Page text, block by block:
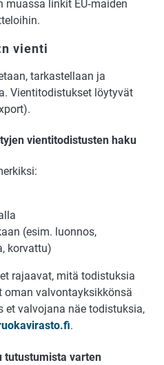
linkit EU‑maiden
vienti
tarkastellaan ja
Vientitodistukset löytyvät
vientitodistusten haku
(esim. luonnos,
korvattu)
rajaavat, mitä todistuksia
oman valvontayksikkönsä
valvojana näe todistuksia,
.
tutustumista varten